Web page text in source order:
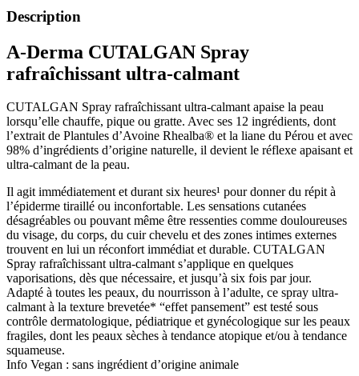
Description
A-Derma CUTALGAN Spray
rafraîchissant ultra-calmant
CUTALGAN Spray rafraîchissant ultra-calmant apaise la peau
lorsqu’elle chauffe, pique ou gratte. Avec ses 12 ingrédients, dont
l’extrait de Plantules d’Avoine Rhealba® et la liane du Pérou et avec
98% d’ingrédients d’origine naturelle, il devient le réflexe apaisant et
ultra-calmant de la peau.
Il agit immédiatement et durant six heures¹ pour donner du répit à
l’épiderme tiraillé ou inconfortable. Les sensations cutanées
désagréables ou pouvant même être ressenties comme douloureuses
du visage, du corps, du cuir chevelu et des zones intimes externes
trouvent en lui un réconfort immédiat et durable. CUTALGAN
Spray rafraîchissant ultra-calmant s’applique en quelques
vaporisations, dès que nécessaire, et jusqu’à six fois par jour.
Adapté à toutes les peaux, du nourrisson à l’adulte, ce spray ultra-
calmant à la texture brevetée* “effet pansement” est testé sous
contrôle dermatologique, pédiatrique et gynécologique sur les peaux
fragiles, dont les peaux sèches à tendance atopique et/ou à tendance
squameuse.
Info Vegan : sans ingrédient d’origine animale